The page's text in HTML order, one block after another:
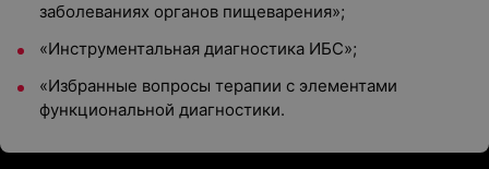
заболеваниях органов пищеварения»;
«Инструментальная диагностика ИБС»;
«Избранные вопросы терапии с элементами
функциональной диагностики.